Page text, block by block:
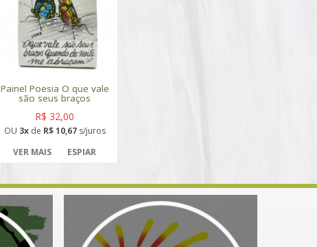
Painel Poesia O que vale
são seus braços
R$ 32,00
OU 3xde R$ 10,67s/juros
VER MAIS
ESPIAR